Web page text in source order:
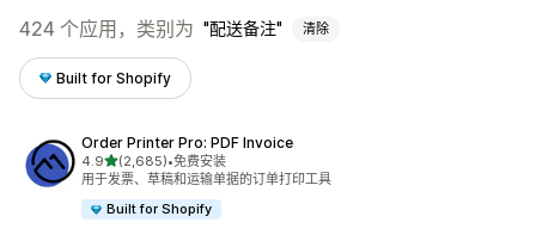
424 个应用，类别为 配送备注 清除
Built for Shopify
Order Printer Pro: PDF Invoice
4.9星（满分 5 星）
(2,685)
总共 2685 条评论
•免费安装
用于发票、草稿和运输单据的订单打印工具
Built for Shopify